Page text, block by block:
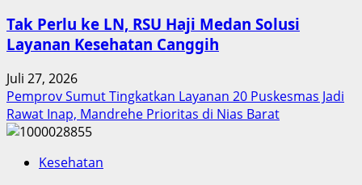
Tak Perlu ke LN, RSU Haji Medan Solusi
Layanan Kesehatan Canggih
Juli 27, 2026
Pemprov Sumut Tingkatkan Layanan 20 Puskesmas Jadi
Rawat Inap, Mandrehe Prioritas di Nias Barat
Kesehatan